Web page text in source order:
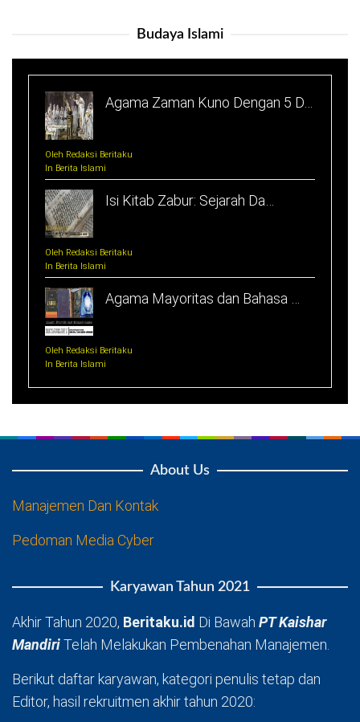
Budaya Islami
Agama Zaman Kuno Dengan 5 D…
Oleh Redaksi Beritaku
In Berita Islami
Isi Kitab Zabur: Sejarah Da…
Oleh Redaksi Beritaku
In Berita Islami
Agama Mayoritas dan Bahasa …
Oleh Redaksi Beritaku
In Berita Islami
About Us
Manajemen Dan Kontak
Pedoman Media Cyber
Karyawan Tahun 2021
Akhir Tahun 2020, Beritaku.id Di Bawah PT Kaishar
MandiriTelah Melakukan Pembenahan Manajemen.
Berikut daftar karyawan, kategori penulis tetap dan
Editor, hasil rekruitmen akhir tahun 2020: